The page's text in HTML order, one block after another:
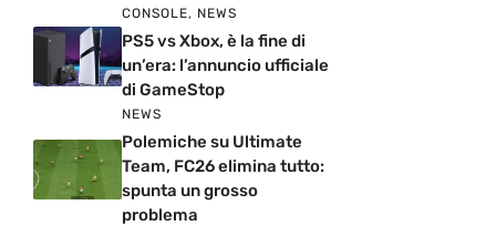
CONSOLE, NEWS
PS5 vs Xbox, è la fine di
un’era: l’annuncio ufficiale
di GameStop
NEWS
Polemiche su Ultimate
Team, FC26 elimina tutto:
spunta un grosso
problema